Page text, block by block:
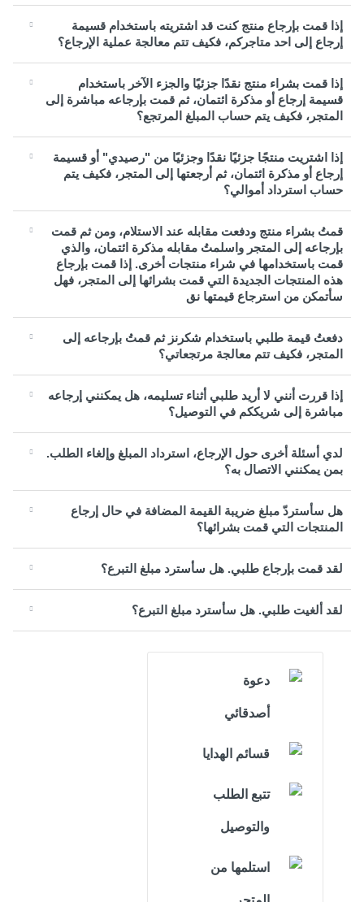
إذا قمت بإرجاع منتج كنت قد اشتريته باستخدام قسيمة
إرجاع إلى احد متاجركم، فكيف تتم معالجة عملية الإرجاع؟
إذا قمت بشراء منتج نقدًا جزئيًا والجزء الآخر باستخدام
قسيمة إرجاع أو مذكرة ائتمان، ثم قمت بإرجاعه مباشرة إلى
المتجر، فكيف يتم حساب المبلغ المرتجع؟
إذا اشتريت منتجًا جزئيًا نقدًا وجزئيًا من "رصيدي" أو قسيمة
إرجاع أو مذكرة ائتمان، ثم أرجعتها إلى المتجر، فكيف يتم
حساب استرداد أموالي؟
قمتُ بشراء منتج ودفعت مقابله عند الاستلام، ومن ثم قمت
بإرجاعه إلى المتجر واسلمتُ مقابله مذكرة ائتمان، والذي
قمت باستخدامها في شراء منتجات أخرى. إذا قمت بإرجاع
هذه المنتجات الجديدة التي قمت بشرائها إلى المتجر، فهل
سأتمكن من استرجاع قيمتها نق
دفعتُ قيمة طلبي باستخدام شكرنز ثم قمتُ بإرجاعه إلى
المتجر، فكيف تتم معالجة مرتجعاتي؟
إذا قررت أنني لا أريد طلبي أثناء تسليمه، هل يمكنني إرجاعه
مباشرة إلى شريككم في التوصيل؟
لدي أسئلة أخرى حول الإرجاع، استرداد المبلغ وإلغاء الطلب.
بمن يمكنني الاتصال به؟
هل سأستردّ مبلغ ضريبة القيمة المضافة في حال إرجاع
المنتجات التي قمت بشرائها؟
لقد قمت بإرجاع طلبي. هل سأسترد مبلغ التبرع؟
لقد ألغيت طلبي. هل سأسترد مبلغ التبرع؟
دعوة
أصدقائي
قسائم الهدايا
تتبع الطلب
والتوصيل
استلمها من